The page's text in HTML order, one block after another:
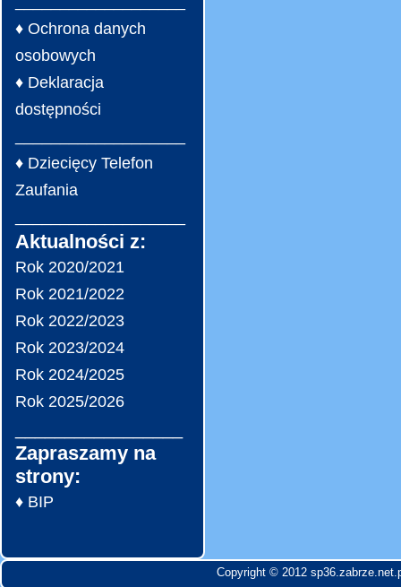
♦ Ochrona danych
osobowych
♦ Deklaracja
dostępności
♦ Dziecięcy Telefon
Zaufania
Aktualności z:
Rok 2020/2021
Rok 2021/2022
Rok 2022/2023
Rok 2023/2024
Rok 2024/2025
Rok 2025/2026
Zapraszamy na
strony:
♦ BIP
Copyright © 2012